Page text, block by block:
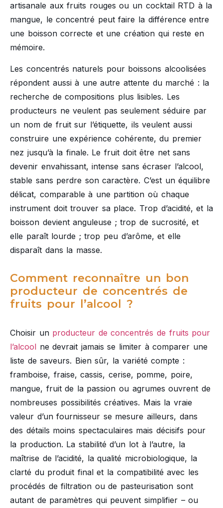
artisanale aux fruits rouges ou un cocktail RTD à la
mangue, le concentré peut faire la différence entre
une boisson correcte et une création qui reste en
mémoire.
Les concentrés naturels pour boissons alcoolisées
répondent aussi à une autre attente du marché : la
recherche de compositions plus lisibles. Les
producteurs ne veulent pas seulement séduire par
un nom de fruit sur l’étiquette, ils veulent aussi
construire une expérience cohérente, du premier
nez jusqu’à la finale. Le fruit doit être net sans
devenir envahissant, intense sans écraser l’alcool,
stable sans perdre son caractère. C’est un équilibre
délicat, comparable à une partition où chaque
instrument doit trouver sa place. Trop d’acidité, et la
boisson devient anguleuse ; trop de sucrosité, et
elle paraît lourde ; trop peu d’arôme, et elle
disparaît dans la masse.
Comment reconnaître un bon
producteur de concentrés de
fruits pour l’alcool ?
Choisir un producteur de concentrés de fruits pour
l’alcool ne devrait jamais se limiter à comparer une
liste de saveurs. Bien sûr, la variété compte :
framboise, fraise, cassis, cerise, pomme, poire,
mangue, fruit de la passion ou agrumes ouvrent de
nombreuses possibilités créatives. Mais la vraie
valeur d’un fournisseur se mesure ailleurs, dans
des détails moins spectaculaires mais décisifs pour
la production. La stabilité d’un lot à l’autre, la
maîtrise de l’acidité, la qualité microbiologique, la
clarté du produit final et la compatibilité avec les
procédés de filtration ou de pasteurisation sont
autant de paramètres qui peuvent simplifier – ou